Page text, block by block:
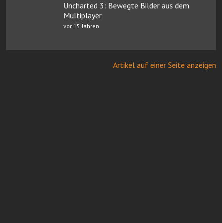
Uncharted 3: Bewegte Bilder aus dem
Multiplayer
vor 15 Jahren
Artikel auf einer Seite anzeigen